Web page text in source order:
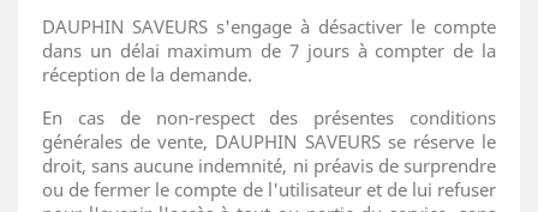
DAUPHIN SAVEURS s'engage à désactiver le compte
dans un délai maximum de 7 jours à compter de la
réception de la demande.
En cas de non-respect des présentes conditions
générales de vente, DAUPHIN SAVEURS se réserve le
droit, sans aucune indemnité, ni préavis de surprendre
ou de fermer le compte de l'utilisateur et de lui refuser